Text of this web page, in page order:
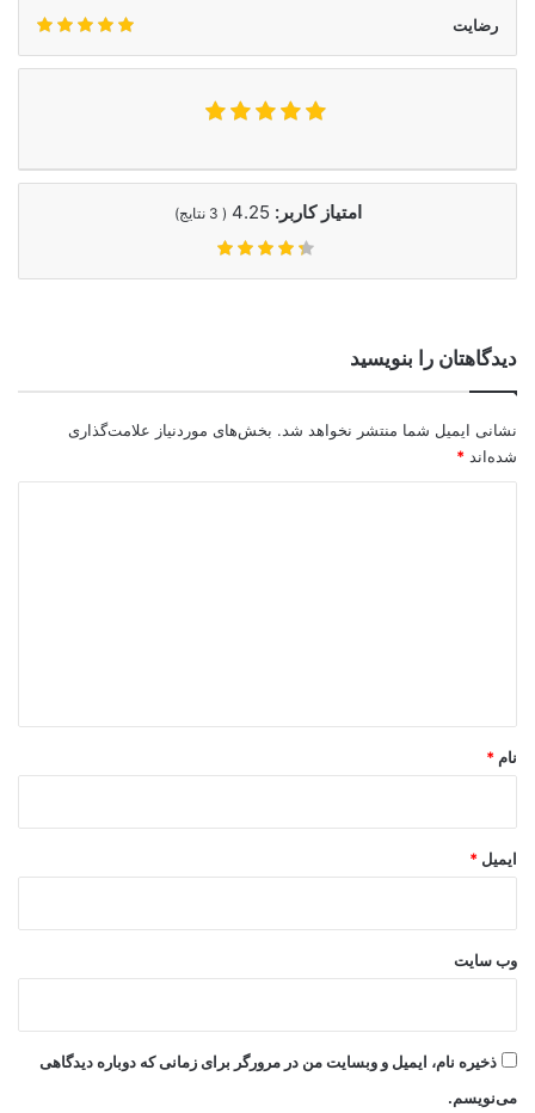
رضایت
امتیاز کاربر: 4.25
(
3 نتایج)
دیدگاهتان را بنویسید
نشانی ایمیل شما منتشر نخواهد شد. بخش‌های موردنیاز علامت‌گذاری
شده‌اند *
نام *
ایمیل *
وب‌ سایت
ذخیره نام، ایمیل و وبسایت من در مرورگر برای زمانی که دوباره دیدگاهی
می‌نویسم.